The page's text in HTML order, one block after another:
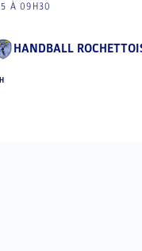
À 09H30
HANDBALL